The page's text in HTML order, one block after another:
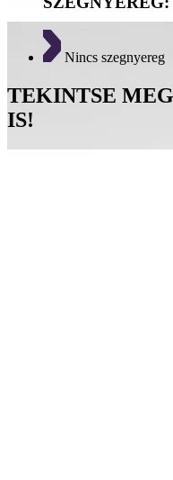
Nincs szegnyereg
TEKINTSE
IS!